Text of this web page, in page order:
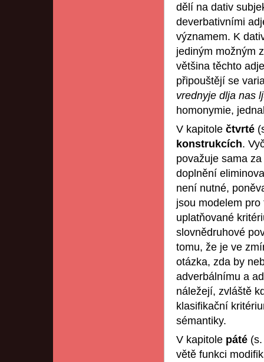
dělí na dativ
deverbativními
významem. K
jediným možným
většina těchto
připouštějí se
vrednyje dlja nas
homonymie,
V kapitole čtvrté
konstrukcích.
považuje sama
doplnění
není nutné,
jsou modelem
uplatňované
slovnědruhové
tomu, že je ve
otázka, zda by
adverbálnímu a
náležejí, zvláště
klasifikační
sémantiky.
V kapitole páté
větě funkci